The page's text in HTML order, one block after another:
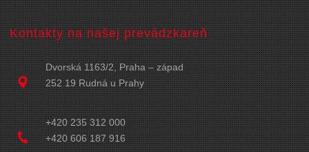
Kontakty na našej prevádzkareň
Dvorská 1163/2, Praha – západ
252 19 Rudná u Prahy
+420 235 312 000
+420 606 187 916